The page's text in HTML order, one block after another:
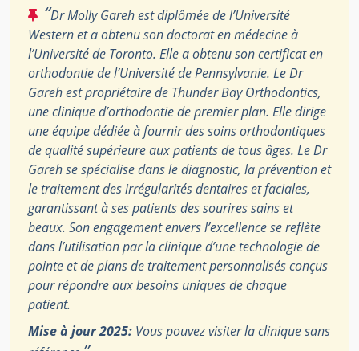
“Dr Molly Gareh est diplômée de l’Université
Western et a obtenu son doctorat en médecine à
l’Université de Toronto. Elle a obtenu son certificat en
orthodontie de l’Université de Pennsylvanie. Le Dr
Gareh est propriétaire de Thunder Bay Orthodontics,
une clinique d’orthodontie de premier plan. Elle dirige
une équipe dédiée à fournir des soins orthodontiques
de qualité supérieure aux patients de tous âges. Le Dr
Gareh se spécialise dans le diagnostic, la prévention et
le traitement des irrégularités dentaires et faciales,
garantissant à ses patients des sourires sains et
beaux. Son engagement envers l’excellence se reflète
dans l’utilisation par la clinique d’une technologie de
pointe et de plans de traitement personnalisés conçus
pour répondre aux besoins uniques de chaque
patient.
Mise à jour 2025: Vous pouvez visiter la clinique sans